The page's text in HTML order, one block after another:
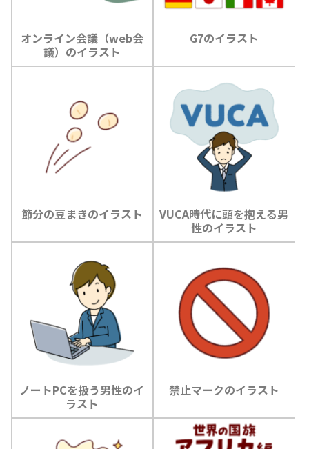
オンライン会議（web会
議）のイラスト
G7のイラスト
節分の豆まきのイラスト
VUCA時代に頭を抱える男
性のイラスト
ノートPCを扱う男性のイ
ラスト
禁止マークのイラスト